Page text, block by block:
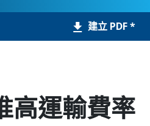
建立 PDF *
高運輸費率